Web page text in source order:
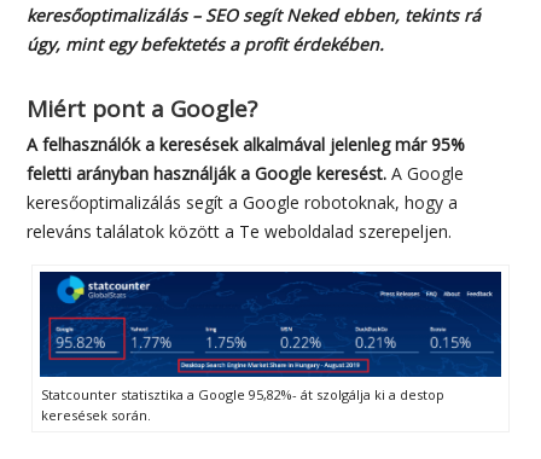
keresőoptimalizálás – SEO segít Neked ebben, tekints rá
úgy, mint egy befektetés a profit érdekében.
Miért pont a Google?
A felhasználók a keresések alkalmával jelenleg már 95%
feletti arányban használják a Google keresést. A Google
keresőoptimalizálás segít a Google robotoknak, hogy a
releváns találatok között a Te weboldalad szerepeljen.
Statcounter statisztika a Google 95,82%- át szolgálja ki a destop
keresések során.